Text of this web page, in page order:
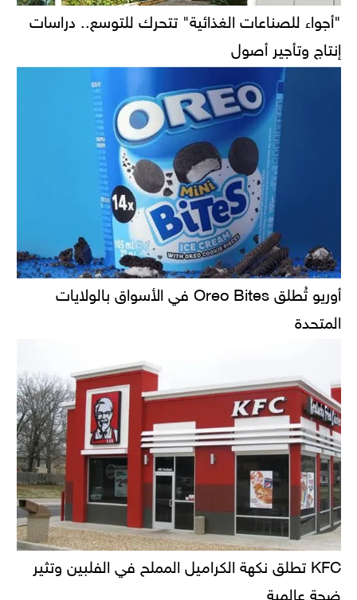
"أجواء للصناعات الغذائية" تتحرك للتوسع.. دراسات
إنتاج وتأجير أصول
أوريو تُطلق Oreo Bites في الأسواق بالولايات
المتحدة
KFC تطلق نكهة الكراميل المملح في الفلبين وتثير
ضجة عالمية